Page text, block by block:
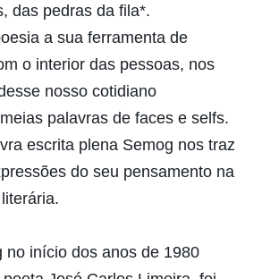
das pedras da fila*.
a sua ferramenta de
o interior das pessoas, nos
nosso cotidiano
palavras de faces e selfs.
escrita plena Semog nos traz
do seu pensamento na
no início dos anos de 1980